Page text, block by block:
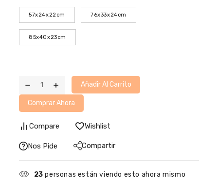
57x24x22cm 76x33x24cm
85x40x23cm
Añadir Al Carrito
Comprar Ahora
Compare Wishlist
Nos Pide Compartir
23 personas están viendo esto ahora mismo